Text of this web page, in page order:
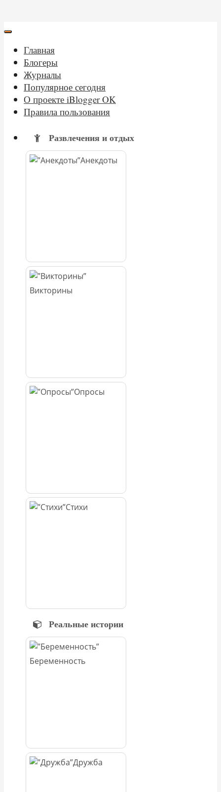
Главная
Блогеры
Журналы
Популярное сегодня
О проекте iBlogger OK
Правила пользования
Развлечения и отдых
Анекдоты
Викторины
Опросы
Стихи
Реальные истории
Беременность
Дружба